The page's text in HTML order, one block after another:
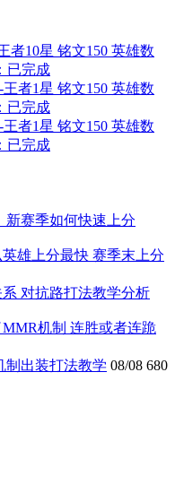
者10星 铭文150 英雄数
已完成
王者1星 铭文150 英雄数
已完成
王者1星 铭文150 英雄数
已完成
新赛季如何快速上分
雄上分最快 赛季末上分
对抗路打法教学分析
机制 连胜或者连跪
制出装打法教学 08/08 680